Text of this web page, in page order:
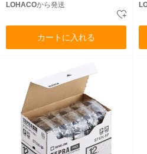
LOHACOから発送
カートに入れる